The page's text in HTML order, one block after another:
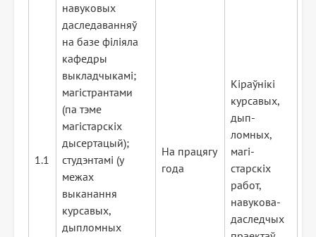
1.1
навуковых
даследаванняў
на базе філіяла
кафедры
выкладчыкамі;
магістрантами
(па тэме
магістарскіх
дысертацый);
студэнтамі (у
межах
выканання
курсавых,
дыпломных
На працягу
года
Кіраўнікі
курсавых,
дып-
ломных,
магі-
старскіх
работ,
навукова-
даследчых